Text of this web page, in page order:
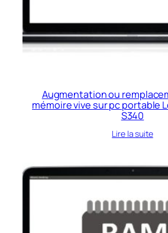
Augmentation ou
mémoire vive sur pc portable
S340
Lire la suite